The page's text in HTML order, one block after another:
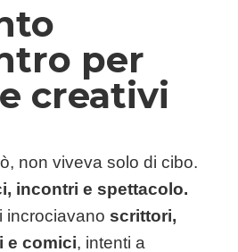
per
creativi
non viveva solo di cibo.
incontri e spettacolo.
incrociavano scrittori,
e comici, intenti a